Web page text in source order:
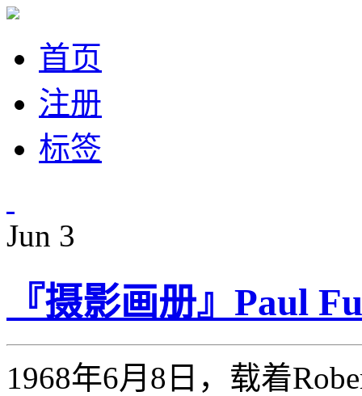
首页
注册
标签
Jun 3
『摄影画册』Paul
1968年6月8日，载着